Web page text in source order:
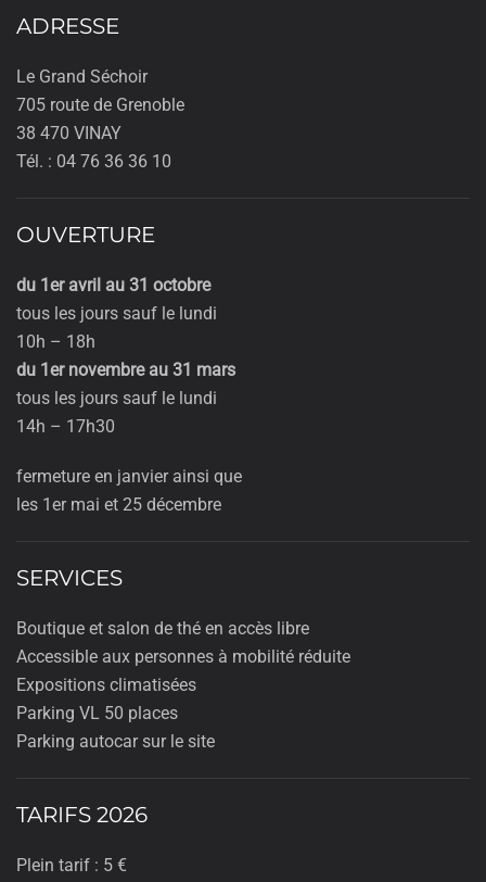
ADRESSE
Le Grand Séchoir
705 route de Grenoble
38 470 VINAY
Tél. : 04 76 36 36 10
OUVERTURE
du 1er avril au 31 octobre
tous les jours sauf le lundi
10h – 18h
du 1er novembre au 31 mars
tous les jours sauf le lundi
14h – 17h30
fermeture en janvier ainsi que
les 1er mai et 25 décembre
SERVICES
Boutique et salon de thé en accès libre
Accessible aux personnes à mobilité réduite
Expositions climatisées
Parking VL 50 places
Parking autocar sur le site
TARIFS 2026
Plein tarif : 5 €